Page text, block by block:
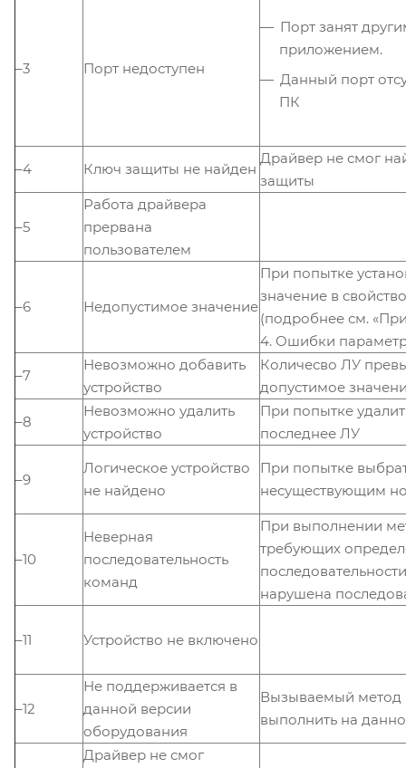
–3 Порт недоступен
Порт занят
приложением.
Данный порт
ПК
–4 Ключ защиты не найден
Драйвер не смог
защиты
–5
Работа драйвера
прервана
пользователем
–6 Недопустимое значение
При попытке
значение в свойство
(подробнее см.
4. Ошибки
–7
Невозможно добавить
устройство
Количесво ЛУ
допустимое
–8
Невозможно удалить
устройство
При попытке
последнее ЛУ
–9
Логическое устройство
не найдено
При попытке
несуществующим
–10
Неверная
последовательность
команд
При выполнении
требующих
последовательности
нарушена
–11 Устройство не включено
–12
Не поддерживается в
данной версии
оборудования
Вызываемый метод
выполнить на
Драйвер не смог